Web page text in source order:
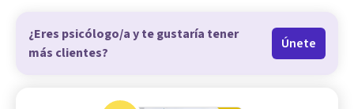
¿Eres psicólogo/a y te gustaría tener
más clientes?
Únete